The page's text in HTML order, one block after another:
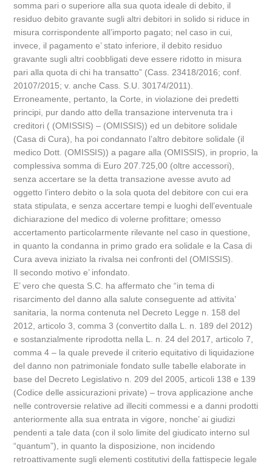
somma pari o superiore alla sua quota ideale di debito, il
residuo debito gravante sugli altri debitori in solido si riduce in
misura corrispondente all’importo pagato; nel caso in cui,
invece, il pagamento e’ stato inferiore, il debito residuo
gravante sugli altri coobbligati deve essere ridotto in misura
pari alla quota di chi ha transatto” (Cass. 23418/2016; conf.
20107/2015; v. anche Cass. S.U. 30174/2011).
Erroneamente, pertanto, la Corte, in violazione dei predetti
principi, pur dando atto della transazione intervenuta tra i
creditori ( (OMISSIS) – (OMISSIS)) ed un debitore solidale
(Casa di Cura), ha poi condannato l’altro debitore solidale (il
medico Dott. (OMISSIS)) a pagare alla (OMISSIS), in proprio, la
complessiva somma di Euro 207.725,00 (oltre accessori),
senza accertare se la detta transazione avesse avuto ad
oggetto l’intero debito o la sola quota del debitore con cui era
stata stipulata, e senza accertare tempi e luoghi dell’eventuale
dichiarazione del medico di volerne profittare; omesso
accertamento particolarmente rilevante nel caso in questione,
in quanto la condanna in primo grado era solidale e la Casa di
Cura aveva iniziato la rivalsa nei confronti del (OMISSIS).
Il secondo motivo e’ infondato.
E’ vero che questa S.C. ha affermato che “in tema di
risarcimento del danno alla salute conseguente ad attivita’
sanitaria, la norma contenuta nel Decreto Legge n. 158 del
2012, articolo 3, comma 3 (convertito dalla L. n. 189 del 2012)
e sostanzialmente riprodotta nella L. n. 24 del 2017, articolo 7,
comma 4 – la quale prevede il criterio equitativo di liquidazione
del danno non patrimoniale fondato sulle tabelle elaborate in
base del Decreto Legislativo n. 209 del 2005, articoli 138 e 139
(Codice delle assicurazioni private) – trova applicazione anche
nelle controversie relative ad illeciti commessi e a danni prodotti
anteriormente alla sua entrata in vigore, nonche’ ai giudizi
pendenti a tale data (con il solo limite del giudicato interno sul
“quantum”), in quanto la disposizione, non incidendo
retroattivamente sugli elementi costitutivi della fattispecie legale